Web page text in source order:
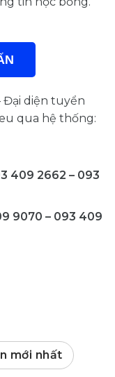
Đại diện tuyển
qua hệ thống:
409 2662 – 093
9070 – 093 409
mới nhất